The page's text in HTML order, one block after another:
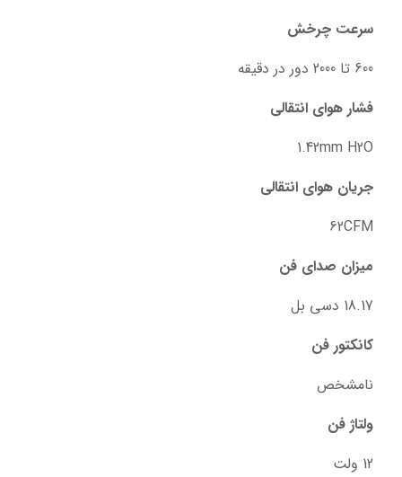
سرعت چرخش
600 تا 2000 دور در دقیقه
فشار هوای انتقالی
1.42mm H2O
جریان هوای انتقالی
62CFM
میزان صدای فن
18.17 دسی بل
کانکتور فن
نامشخص
ولتاژ فن
12 ولت